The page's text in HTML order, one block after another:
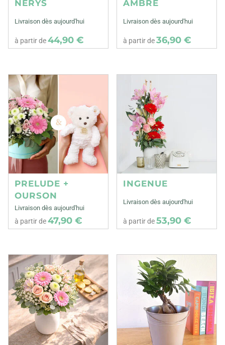
NERYS
Livraison dès aujourd'hui
à partir de44,90 €
AMBRE
Livraison dès aujourd'hui
à partir de36,90 €
PRELUDE +
OURSON
Livraison dès aujourd'hui
à partir de47,90 €
INGENUE
Livraison dès aujourd'hui
à partir de53,90 €